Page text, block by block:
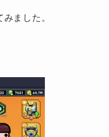
ました。